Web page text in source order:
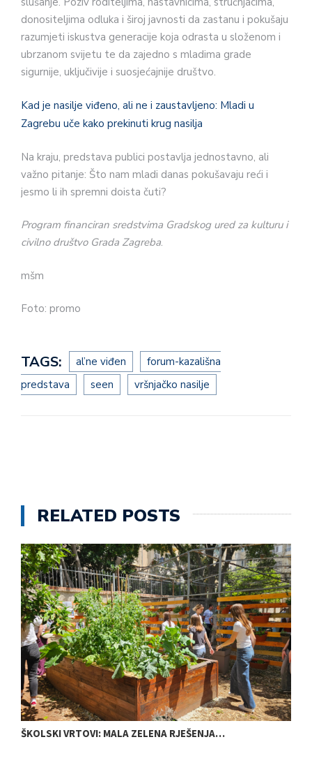
donositeljima odluka i široj javnosti da zastanu i pokušaju
razumjeti iskustva generacije koja odrasta u složenom i
ubrzanom svijetu te da zajedno s mladima grade
sigurnije, uključivije i suosjećajnije društvo.
Kad je nasilje viđeno, ali ne i zaustavljeno: Mladi u
Zagrebu uče kako prekinuti krug nasilja
Na kraju, predstava publici postavlja jednostavno, ali
važno pitanje: Što nam mladi danas pokušavaju reći i
jesmo li ih spremni doista čuti?
Program financiran sredstvima Gradskog ured za kulturu i
civilno društvo Grada Zagreba.
mšm
Foto: promo
TAGS: al’ne viđen
forum-kazališna
predstava
seen vršnjačko nasilje
RELATED POSTS
ŠKOLSKI VRTOVI: MALA ZELENA RJEŠENJA…